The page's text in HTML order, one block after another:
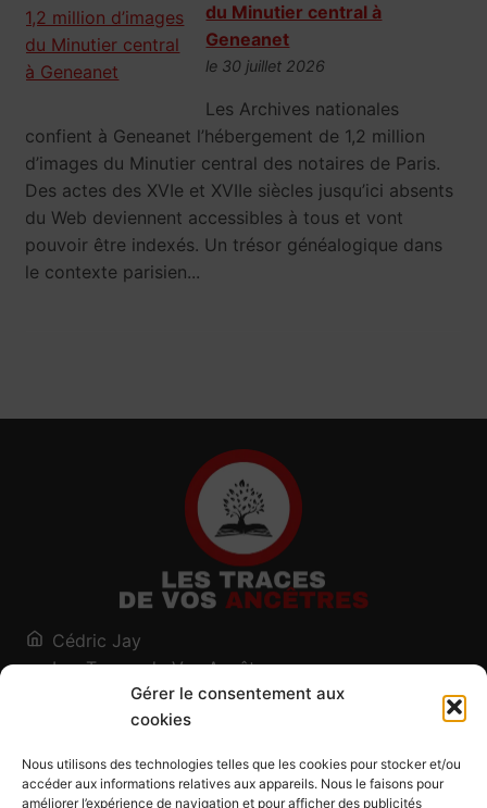
Gérer le consentement aux
cookies
Nous utilisons des technologies telles que les cookies pour stocker et/ou
accéder aux informations relatives aux appareils. Nous le faisons pour
améliorer l’expérience de navigation et pour afficher des publicités
du Minutier central à
Geneanet
le 30 juillet 2026
Les Archives nationales
confient à Geneanet l’hébergement de 1,2 million
d’images du Minutier central des notaires de Paris.
Des actes des XVIe et XVIIe siècles jusqu’ici absents
du Web deviennent accessibles à tous et vont
pouvoir être indexés. Un trésor généalogique dans
le contexte parisien...
Cédric Jay
Les Traces de Vos Ancêtres
120, chemin des Salines
73200 Albertville - Savoie
Blog